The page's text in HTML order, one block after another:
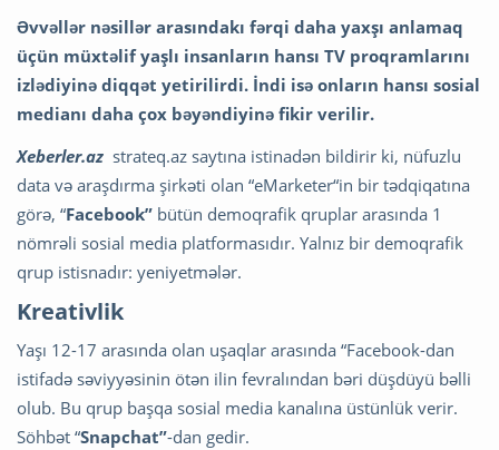
Əvvəllər nəsillər arasındakı fərqi daha yaxşı anlamaq
üçün müxtəlif yaşlı insanların hansı TV proqramlarını
izlədiyinə diqqət yetirilirdi. İndi isə onların hansı sosial
medianı daha çox bəyəndiyinə fikir verilir.
Xeberler.az strateq.az saytına istinadən bildirir ki, nüfuzlu
data və araşdırma şirkəti olan “eMarketer“in bir tədqiqatına
görə, “Facebook” bütün demoqrafik qruplar arasında 1
nömrəli sosial media platformasıdır. Yalnız bir demoqrafik
qrup istisnadır: yeniyetmələr.
Kreativlik
Yaşı 12-17 arasında olan uşaqlar arasında “Facebook-dan
istifadə səviyyəsinin ötən ilin fevralından bəri düşdüyü bəlli
olub. Bu qrup başqa sosial media kanalına üstünlük verir.
Söhbət “Snapchat”-dan gedir.